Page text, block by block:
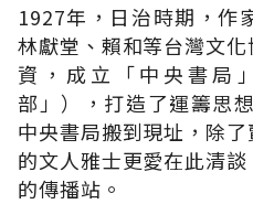
1927年，日治時期，作
林獻堂、賴和等台灣文
資，成立「中央書局
部」），打造了運籌思
中央書局搬到現址，除
的文人雅士更愛在此清
的傳播站。